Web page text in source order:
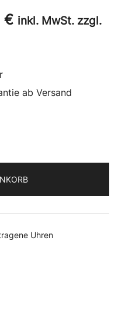
€
€Aktueller
445,00 €.
inkl. MwSt. zzgl.
ab Versand
Uhren